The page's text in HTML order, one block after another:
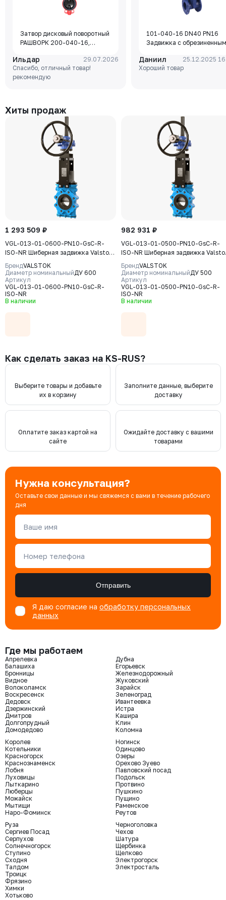
Затвор дисковый поворотный
РАШВОРК 200-040-16,
250 (GG25), диск - GJS-400-
15 (GGG40), уплотнение -
EPDM, М/Ф, рукоятка
Ильдар
29.07.2026
Спасибо, отличный товар!
рекомендую
101-040-16 DN40 PN16
Задвижка с обрезиненным
чугун, клин-EPDM,
Tmax=110°C Ф/Ф
Даниил
25.12.2025
Хороший товар
Хиты продаж
1 293 509 ₽
VGL-013-01-0600-PN10-GsC-R-
ISO-NR Шиберная задвижка Valstok,
серия VGL, DN 0600, PN10, редуктор
(ISO-фланец), выдвижной шток,
корпус GJS-400-15 (GGG40) нож
AISI304, уплотнение Natural Rubber
БрендVALSTOK
Диаметр номинальныйДУ 600
Артикул
VGL-013-01-0600-PN10-GsC-R-
ISO-NR
В наличии
982 931 ₽
VGL-013-01-0500-PN10-GsC-R-
ISO-NR Шиберная задвижка
серия VGL, DN 0500, PN10,
(ISO-фланец) выдвижной шток,
корпус GJS-400-15 (GGG40) нож
AISI304, уплотнение Natural
БрендVALSTOK
Диаметр номинальныйДУ 500
Артикул
VGL-013-01-0500-PN10-GsC-R-
ISO-NR
В наличии
Как сделать заказ на KS-RUS?
Выберите товары и добавьте
их в корзину
Заполните данные, выберите
доставку
Оплатите заказ картой на
сайте
Ожидайте доставку с вашими
товарами
Нужна консультация?
Оставьте свои данные и мы свяжемся с вами в течение рабочего
дня
Ваше имя
Номер телефона
Отправить
Я даю согласие на обработку персональных
данных
Где мы работаем
Апрелевка
Балашиха
Бронницы
Видное
Волоколамск
Воскресенск
Дедовск
Дзержинский
Дмитров
Долгопрудный
Домодедово
Дубна
Егорьевск
Железнодорожный
Жуковский
Зарайск
Зеленоград
Ивантеевка
Истра
Кашира
Клин
Коломна
Королев
Котельники
Красногорск
Краснознаменск
Лобня
Луховицы
Лыткарино
Люберцы
Можайск
Мытищи
Наро-Фоминск
Ногинск
Одинцово
Озеры
Орехово Зуево
Павловский посад
Подольск
Протвино
Пушкино
Пущино
Раменское
Реутов
Руза
Сергиев Посад
Серпухов
Солнечногорск
Ступино
Сходня
Талдом
Троицк
Фрязино
Химки
Хотьково
Черноголовка
Чехов
Шатура
Щербинка
Щелково
Электрогорск
Электросталь